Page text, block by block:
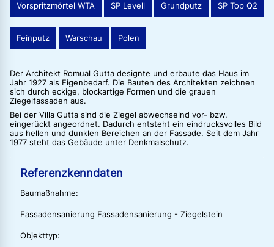
Vorspritzmörtel WTA SP Levell Grundputz SP Top Q2
Feinputz Warschau Polen
Der Architekt Romual Gutta designte und erbaute das Haus im
Jahr 1927 als Eigenbedarf. Die Bauten des Architekten zeichnen
sich durch eckige, blockartige Formen und die grauen
Ziegelfassaden aus.
Bei der Villa Gutta sind die Ziegel abwechselnd vor- bzw.
eingerückt angeordnet. Dadurch entsteht ein eindrucksvolles Bild
aus hellen und dunklen Bereichen an der Fassade. Seit dem Jahr
1977 steht das Gebäude unter Denkmalschutz.
Referenzkenndaten
Baumaßnahme:
Fassadensanierung Fassadensanierung - Ziegelstein
Objekttyp: